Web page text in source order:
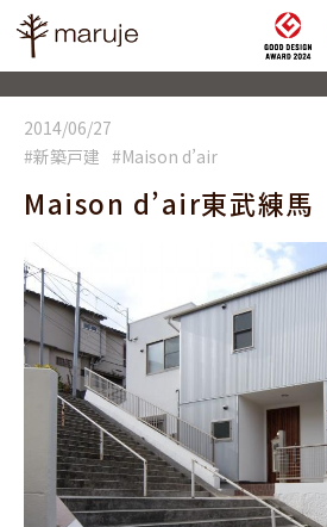
Maison d’air東武練馬
2014/06/27
#新築戸建 #Maison d’air